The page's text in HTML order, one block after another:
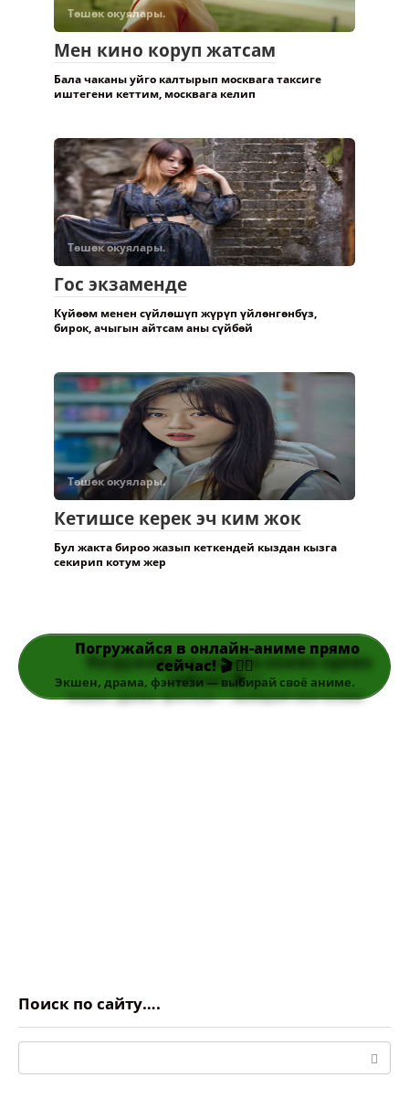
Төшөк окуялары.
Мен кино коруп жатсам
Бала чаканы уйго калтырып москвага таксиге
иштегени кеттим, москвага келип
Төшөк окуялары.
Гос экзаменде
Күйөөм менен сүйлөшүп жүрүп үйлөнгөнбүз,
бирок, ачыгын айтсам аны сүйбөй
Төшөк окуялары.
Кетишсе керек эч ким жок
Бул жакта бироо жазып кеткендей кыздан кызга
секирип котум жер
Погружайся в онлайн-аниме прямо
сейчас! 🎬 👆🏻
Экшен, драма, фэнтези — выбирай своё аниме.
Поиск по сайту….
Поиск: